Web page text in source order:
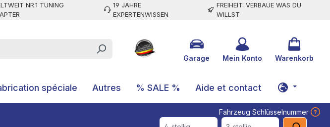
NR.1 TUNING
19 JAHRE
EXPERTENWISSEN
FREIHEIT: VERBAUE WAS DU
WILLST
Garage Mein Konto Warenkorb
spéciale Autres % SALE % Aide et contact
Fahrzeug Schlüsselnummer
4-stellig 3-stellig